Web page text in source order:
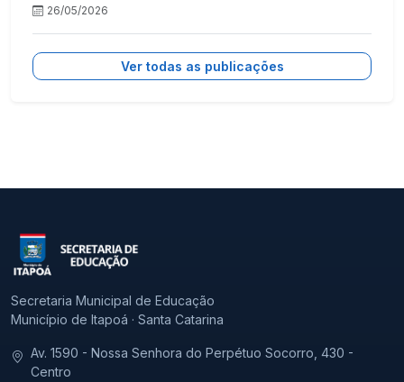
26/05/2026
Ver todas as publicações
Secretaria Municipal de Educação
Município de Itapoá · Santa Catarina
Av. 1590 - Nossa Senhora do Perpétuo Socorro, 430 -
Centro